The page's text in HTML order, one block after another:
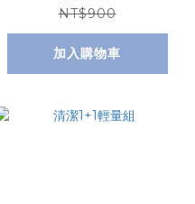
NT$900
加入購物車